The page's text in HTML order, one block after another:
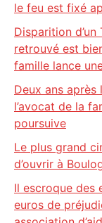
le feu est fixé
Disparition
retrouvé est
famille lance
Deux ans
l’avocat de la
poursuive
Le plus grand
d’ouvrir à
Il escroque des
euros de